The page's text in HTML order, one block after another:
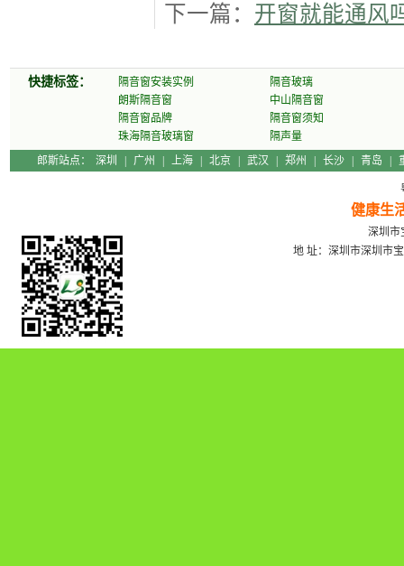
下一篇： 开窗就能通风
快捷标签： 隔音窗安装实例
隔音玻璃
朗斯隔音窗
中山隔音窗
隔音窗品牌
隔音窗须知
珠海隔音玻璃窗
隔声量
郎斯站点：
深圳 广州 上海 北京 武汉 郑州 长沙 青岛
健康生
深圳市
地 址：深圳市深圳市